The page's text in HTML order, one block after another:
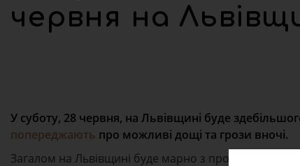
червня на
У суботу, 28 червня, на Львівщині буде
попереджають про можливі дощі та грози вночі.
Загалом на Львівщині буде марно з проясненнями.